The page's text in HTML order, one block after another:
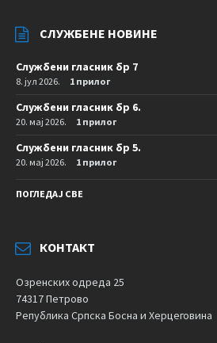
СЛУЖБЕНЕ НОВИНЕ
Службени гласник бр 7
8. јул 2026. 1 прилог
Службени гласник бр 6.
20. мај 2026. 1 прилог
Службени гласник бр 5.
20. мај 2026. 1 прилог
ПОГЛЕДАЈ СВЕ
КОНТАКТ
Озренских одреда 25
74317 Петрово
Република Српска Босна и Херцеговина